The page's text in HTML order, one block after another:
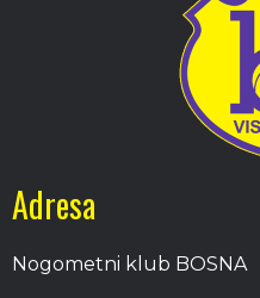
Adresa
Nogometni klub BOSNA